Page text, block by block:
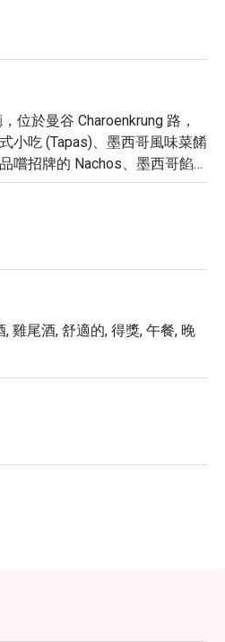
位於曼谷 Charoenkrung 路，
小吃 (Tapas)、墨西哥風味菜餚
嚐招牌的 Nachos、墨西哥餡
的選項。
與墨西哥風味的獨特美食，並
雞尾酒, 舒適的, 得獎, 午餐, 晚